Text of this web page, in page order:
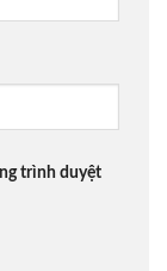
trình duyệt